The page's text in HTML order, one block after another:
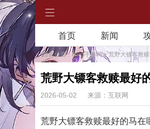
首页 新闻
当前位置：RPG手游网>荒野大镖客救
荒野大镖客救赎最好
2026-05-02 来源：互联网
荒野大镖客救赎最好的马